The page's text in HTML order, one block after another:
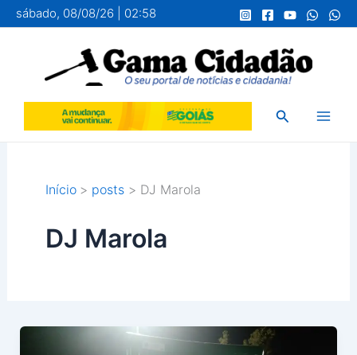
para
conteúdo
sábado, 08/08/26 | 02:58
Pesquisar
Início posts DJ Marola
DJ Marola